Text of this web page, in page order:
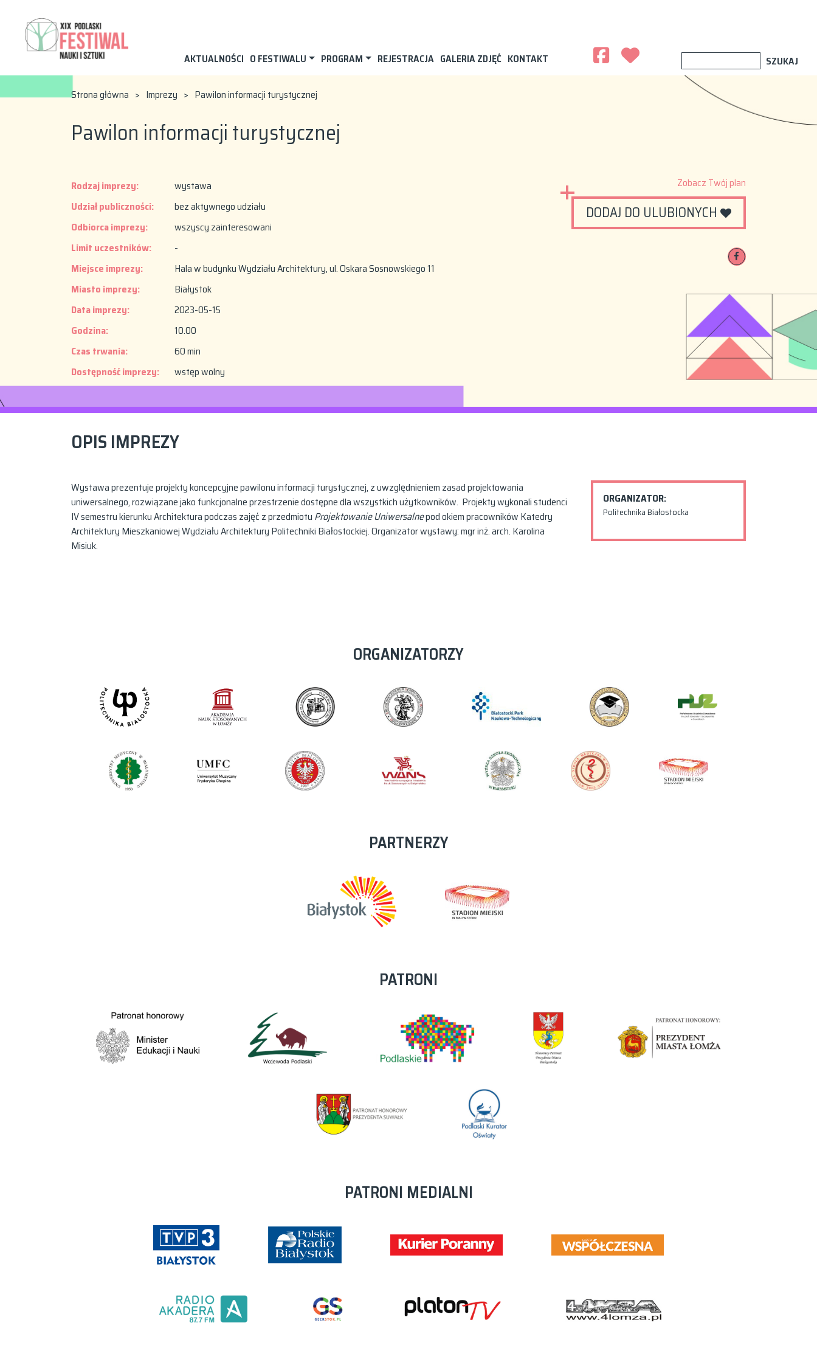
AKTUALNOŚCI O FESTIWALU PROGRAM REJESTRACJA GALERIA ZDJĘĆ KONTAKT
Strona główna > Imprezy > Pawilon informacji turystycznej
Pawilon informacji turystycznej
Rodzaj imprezy:
wystawa
Udział publiczności:
bez aktywnego udziału
Odbiorca imprezy:
wszyscy zainteresowani
Limit uczestników:
-
Miejsce imprezy:
Hala w budynku Wydziału Architektury, ul. Oskara Sosnowskiego 11
Miasto imprezy:
Białystok
Data imprezy:
2023-05-15
Godzina:
10.00
Czas trwania:
60 min
Dostępność imprezy:
wstęp wolny
Zobacz Twój plan
DODAJ DO ULUBIONYCH
OPIS IMPREZY
Wystawa prezentuje projekty koncepcyjne pawilonu informacji turystycznej, z uwzględnieniem zasad projektowania
uniwersalnego, rozwiązane jako funkcjonalne przestrzenie dostępne dla wszystkich użytkowników. Projekty wykonali studenci
IV semestru kierunku Architektura podczas zajęć z przedmiotu Projektowanie Uniwersalnepod okiem pracowników Katedry
Architektury Mieszkaniowej Wydziału Architektury Politechniki Białostockiej. Organizator wystawy: mgr inż. arch. Karolina
Misiuk.
ORGANIZATOR:
Politechnika Białostocka
ORGANIZATORZY
PARTNERZY
PATRONI
PATRONI MEDIALNI